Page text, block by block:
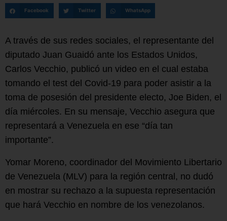
Facebook Twitter WhatsApp
A través de sus redes sociales, el representante del
diputado Juan Guaidó ante los Estados Unidos,
Carlos Vecchio, publicó un video en el cual estaba
tomando el test del Covid-19 para poder asistir a la
toma de posesión del presidente electo, Joe Biden, el
día miércoles. En su mensaje, Vecchio asegura que
representará a Venezuela en ese “día tan
importante”.
Yomar Moreno, coordinador del Movimiento Libertario
de Venezuela (MLV) para la región central, no dudó
en mostrar su rechazo a la supuesta representación
que hará Vecchio en nombre de los venezolanos.